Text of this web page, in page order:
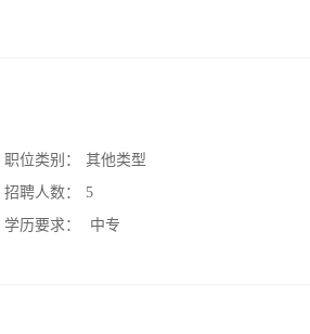
职位类别：
其他类型
招聘人数：
5
学历要求：
中专